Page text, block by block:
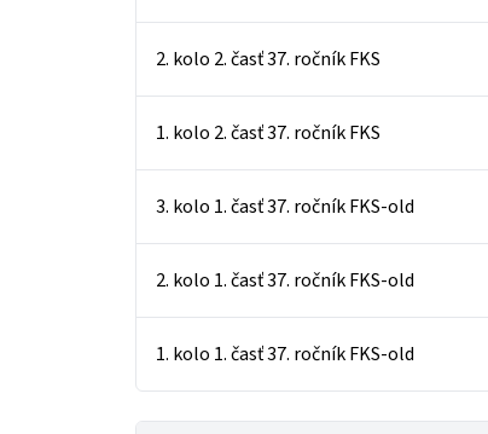
2. kolo 2. časť 37. ročník FKS
1. kolo 2. časť 37. ročník FKS
3. kolo 1. časť 37. ročník FKS-old
2. kolo 1. časť 37. ročník FKS-old
1. kolo 1. časť 37. ročník FKS-old